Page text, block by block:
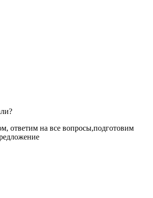
ответим на все вопросы,подготовим